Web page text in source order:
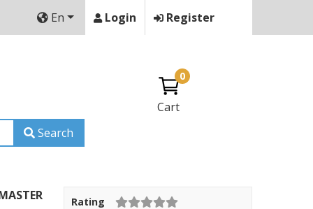
En Login Register
Search
Cart
0
Rating